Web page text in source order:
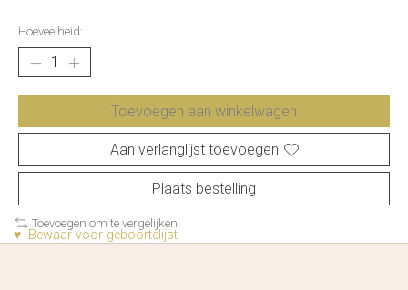
Hoeveelheid:
Toevoegen aan winkelwagen
Aan verlanglijst toevoegen
Plaats bestelling
Toevoegen om te vergelijken
♥ Bewaar voor geboortelijst